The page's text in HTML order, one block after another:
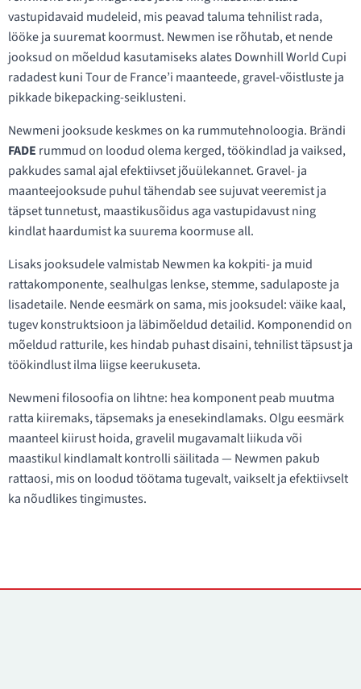
vastupidavaid mudeleid, mis peavad taluma tehnilist rada,
lööke ja suuremat koormust. Newmen ise rõhutab, et nende
jooksud on mõeldud kasutamiseks alates Downhill World Cupi
radadest kuni Tour de France’i maanteede, gravel-võistluste ja
pikkade bikepacking-seiklusteni.
Newmeni jooksude keskmes on ka rummutehnoloogia. Brändi
FADE rummud on loodud olema kerged, töökindlad ja vaiksed,
pakkudes samal ajal efektiivset jõuülekannet. Gravel- ja
maanteejooksude puhul tähendab see sujuvat veeremist ja
täpset tunnetust, maastikusõidus aga vastupidavust ning
kindlat haardumist ka suurema koormuse all.
Lisaks jooksudele valmistab Newmen ka kokpiti- ja muid
rattakomponente, sealhulgas lenkse, stemme, sadulaposte ja
lisadetaile. Nende eesmärk on sama, mis jooksudel: väike kaal,
tugev konstruktsioon ja läbimõeldud detailid. Komponendid on
mõeldud ratturile, kes hindab puhast disaini, tehnilist täpsust ja
töökindlust ilma liigse keerukuseta.
Newmeni filosoofia on lihtne: hea komponent peab muutma
ratta kiiremaks, täpsemaks ja enesekindlamaks. Olgu eesmärk
maanteel kiirust hoida, gravelil mugavamalt liikuda või
maastikul kindlamalt kontrolli säilitada — Newmen pakub
rattaosi, mis on loodud töötama tugevalt, vaikselt ja efektiivselt
ka nõudlikes tingimustes.